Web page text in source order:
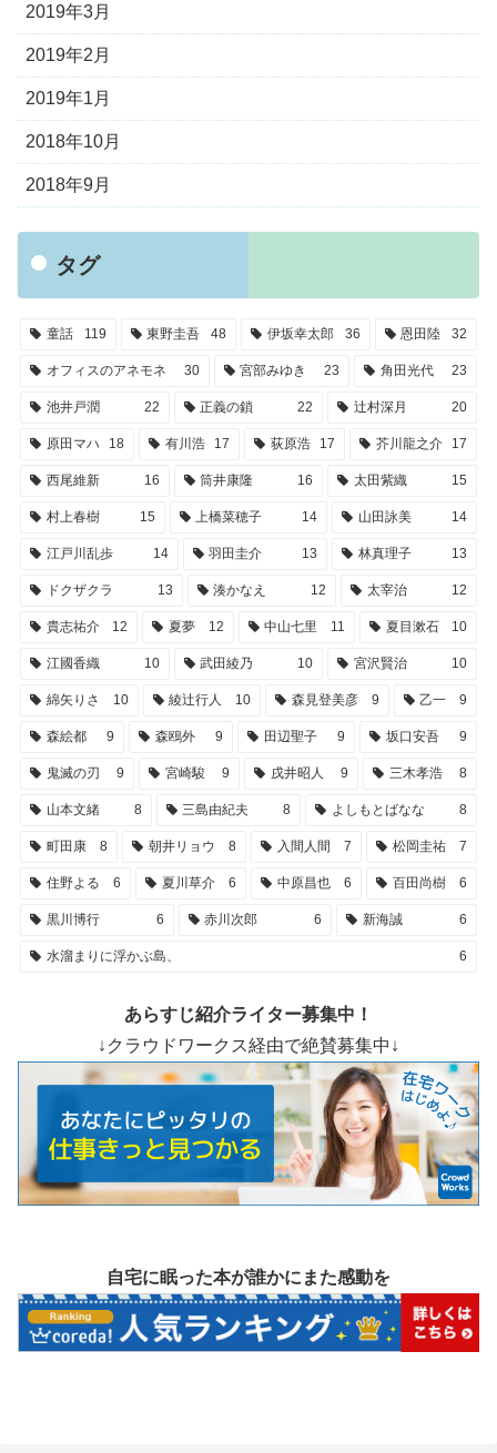
2019年3月
2019年2月
2019年1月
2018年10月
2018年9月
タグ
童話 119 東野圭吾 48 伊坂幸太郎 36 恩田陸 32
オフィスのアネモネ 30 宮部みゆき 23 角田光代 23
池井戸潤 22 正義の鎖 22 辻村深月 20
原田マハ 18 有川浩 17 荻原浩 17 芥川龍之介 17
西尾維新 16 筒井康隆 16 太田紫織 15
村上春樹 15 上橋菜穂子 14 山田詠美 14
江戸川乱歩 14 羽田圭介 13 林真理子 13
ドクザクラ 13 湊かなえ 12 太宰治 12
貴志祐介 12 夏夢 12 中山七里 11 夏目漱石 10
江國香織 10 武田綾乃 10 宮沢賢治 10
綿矢りさ 10 綾辻行人 10 森見登美彦 9 乙一 9
森絵都 9 森鴎外 9 田辺聖子 9 坂口安吾 9
鬼滅の刃 9 宮崎駿 9 戌井昭人 9 三木孝浩 8
山本文緒 8 三島由紀夫 8 よしもとばなな 8
町田康 8 朝井リョウ 8 入間人間 7 松岡圭祐 7
住野よる 6 夏川草介 6 中原昌也 6 百田尚樹 6
黒川博行 6 赤川次郎 6 新海誠 6
水溜まりに浮かぶ島、 6
あらすじ紹介ライター募集中！
↓クラウドワークス経由で絶賛募集中↓
自宅に眠った本が誰かにまた感動を